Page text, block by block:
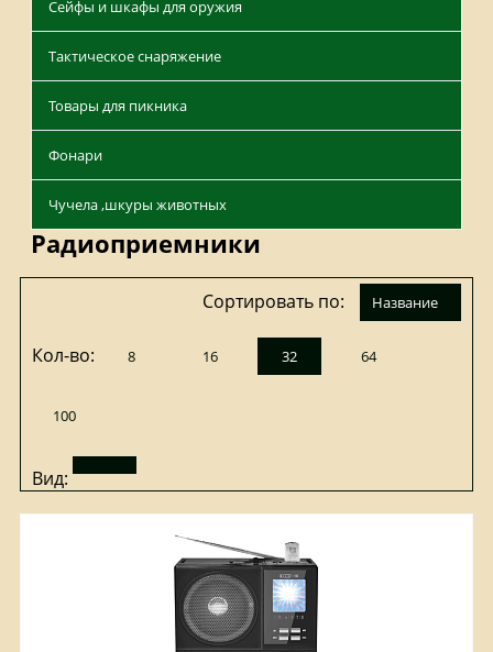
Сейфы и шкафы для оружия
Тактическое снаряжение
Товары для пикника
Фонари
Чучела ,шкуры животных
Радиоприемники
Сортировать по: название
Кол-во: 8 16 32 64
100
Вид: